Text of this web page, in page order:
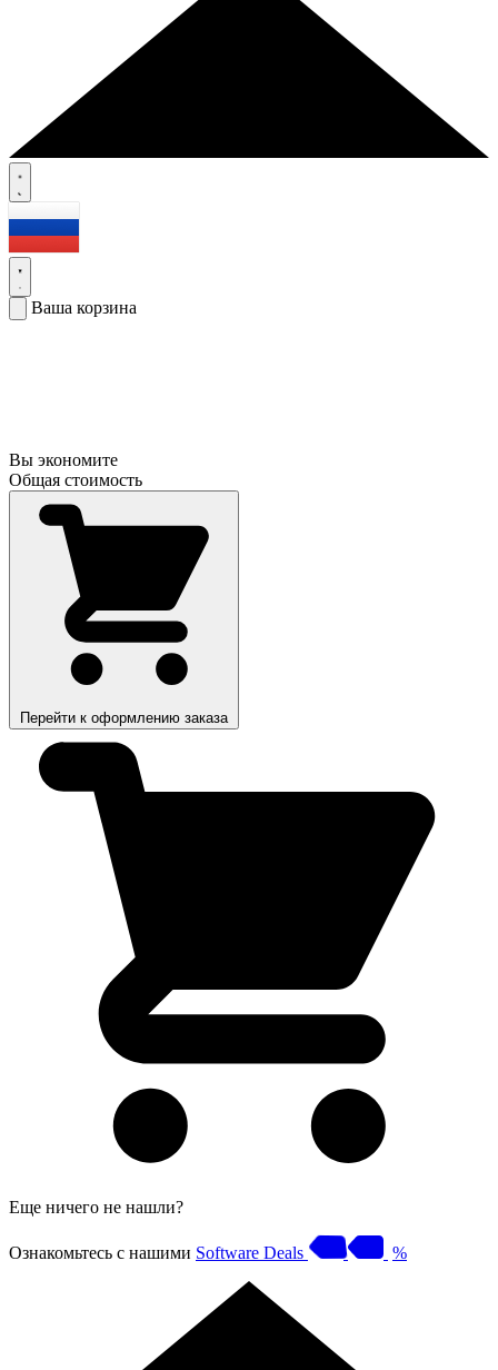
Ваша корзина
Вы экономите
Общая стоимость
Перейти к оформлению заказа
Еще ничего не нашли?
Ознакомьтесь с нашими Software Deals %